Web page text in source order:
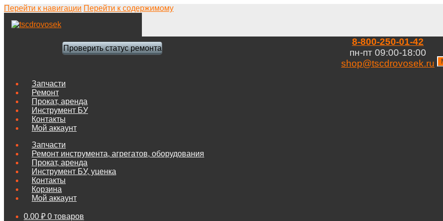
Перейти к навигации Перейти к содержимому
Проверить статус ремонта
8-800-250-01-42
пн-пт 09:00-18:00
shop@tscdrovosek.ru
Запчасти
Ремонт
Прокат, аренда
Инструмент БУ
Контакты
Мой аккаунт
Запчасти
Ремонт инструмента, агрегатов, оборудования
Прокат, аренда
Инструмент БУ, уценка
Контакты
Корзина
Мой аккаунт
0.00 ₽ 0 товаров